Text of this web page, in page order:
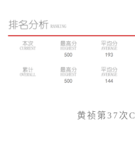
黄祯第37次